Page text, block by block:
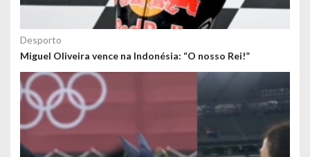
Desporto
Miguel Oliveira vence na Indonésia: “O nosso Rei!”